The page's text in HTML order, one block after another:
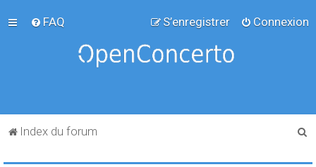
FAQ Connexion
S’enregistrer
Index du forum